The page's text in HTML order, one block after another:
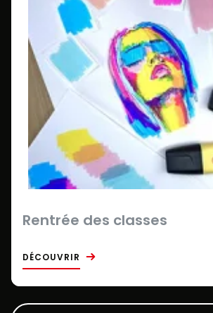
Rentrée des classes
DÉCOUVRIR